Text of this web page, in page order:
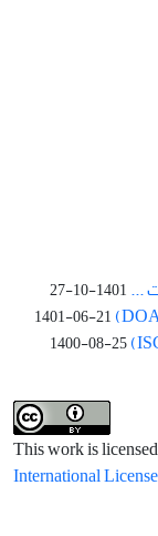
...
1401-10-27
1401-06-21
1400-08-25
This work is
International License